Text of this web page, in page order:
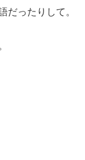
だったりして。